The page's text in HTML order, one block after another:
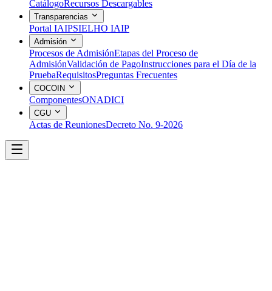
CatálogoRecursos Descargables
Transparencias
Portal IAIPSIELHO IAIP
Admisión
Procesos de AdmisiónEtapas del Proceso de
AdmisiónValidación de PagoInstrucciones para el Día de la
PruebaRequisitosPreguntas Frecuentes
COCOIN
ComponentesONADICI
CGU
Actas de ReunionesDecreto No. 9-2026